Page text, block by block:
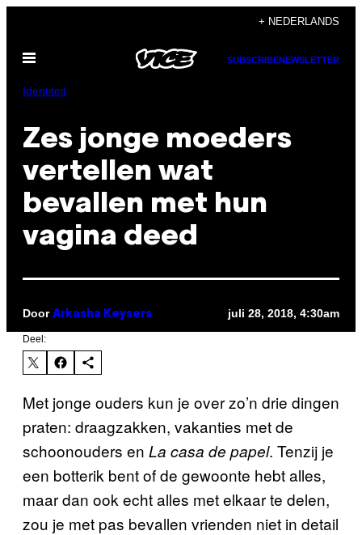
de
inhoud
+ NEDERLANDS
Open
SUBSCRIBENEWSLETTER
Identiteit
Zes jonge moeders
vertellen wat
bevallen met hun
vagina deed
Door Arkasha Keysers juli 28, 2018, 4:30am
Deel:
Met jonge ouders kun je over zo’n drie dingen
praten: draagzakken, vakanties met de
schoonouders en La casa de papel. Tenzij je
een botterik bent of de gewoonte hebt alles,
maar dan ook echt alles met elkaar te delen,
zou je met pas bevallen vrienden niet in detail